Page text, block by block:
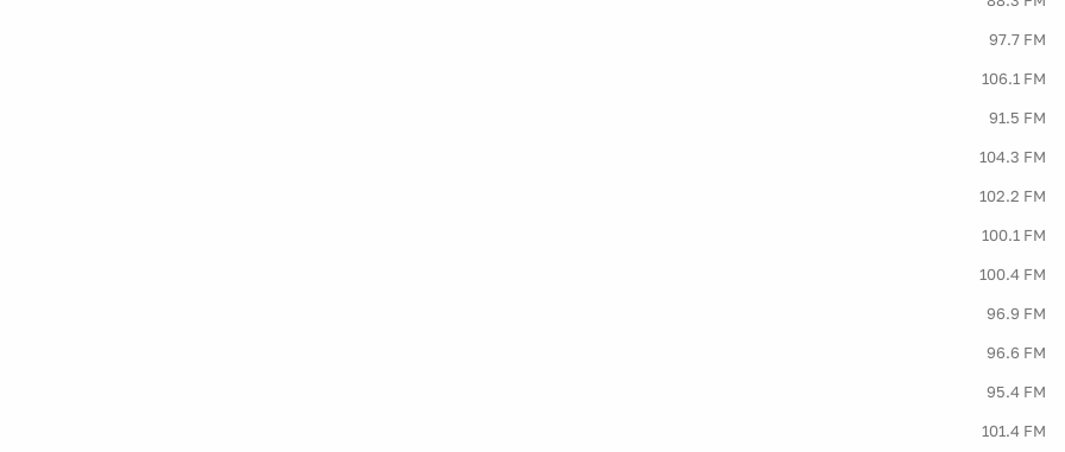
97.7 FM
106.1 FM
91.5 FM
104.3 FM
102.2 FM
100.1 FM
100.4 FM
96.9 FM
96.6 FM
95.4 FM
101.4 FM